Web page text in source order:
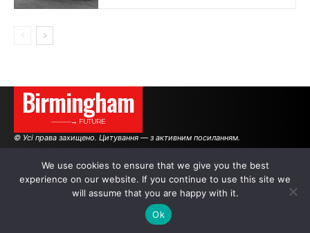
Birmingham
———→ FUTURE
© Усі права захищено. Цитування — з активним посиланням.
АВТОРИ РЕКЛАМА НА САЙТІ
We use cookies to ensure that we give you the best
experience on our website. If you continue to use this site we
will assume that you are happy with it.
Ok